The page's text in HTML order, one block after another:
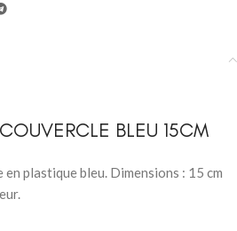
BLEU 15CM
plastique bleu. Dimensions : 15 cm